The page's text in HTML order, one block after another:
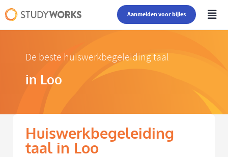
Aanmelden voor bijles
De beste huiswerkbegeleiding taal
in Loo
Huiswerkbegeleiding
taal in Loo